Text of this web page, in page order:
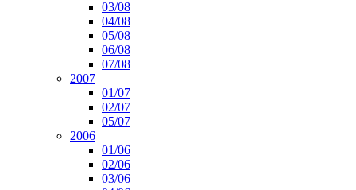
03/08
04/08
05/08
06/08
07/08
2007
01/07
02/07
05/07
2006
01/06
02/06
03/06